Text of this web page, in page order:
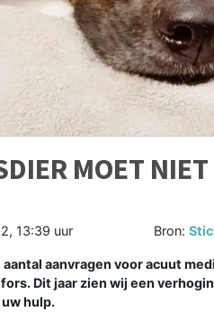
MOET
13:39 uur Bron:
aanvragen voor acuut
Dit jaar zien wij een
hulp.